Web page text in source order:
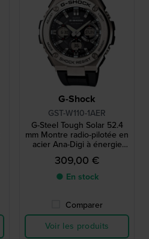
G-Shock
GST-W110-1AER
G-Steel Tough Solar 52.4
mm Montre radio-pilotée en
acier Ana-Digi à énergie
solaire
309,00 €
● En stock
Comparer
Voir les produits